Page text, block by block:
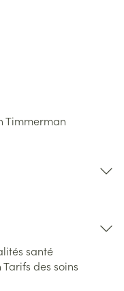
Timmerman
santé
Tarifs des soins